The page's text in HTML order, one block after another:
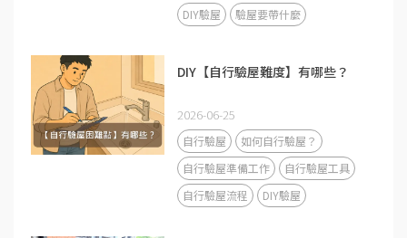
DIY驗屋
驗屋要帶什麼
DIY【自行驗屋難度】有哪些？
2026-06-25
自行驗屋
如何自行驗屋？
自行驗屋準備工作
自行驗屋工具
自行驗屋流程
DIY驗屋